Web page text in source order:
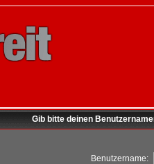
Gib bitte deinen
Benutzername: